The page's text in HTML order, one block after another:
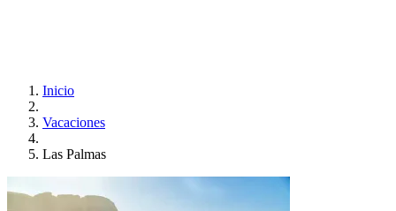
Inicio
Vacaciones
Las Palmas